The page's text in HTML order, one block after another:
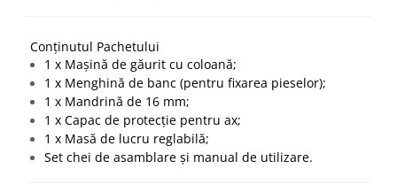
Conținutul Pachetului
1 x Mașină de găurit cu coloană;
1 x Menghină de banc (pentru fixarea pieselor);
1 x Mandrină de 16 mm;
1 x Capac de protecție pentru ax;
1 x Masă de lucru reglabilă;
Set chei de asamblare și manual de utilizare.